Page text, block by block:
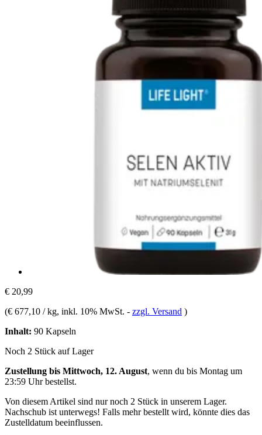
€ 20,99
(€ 677,10 / kg, inkl. 10% MwSt. - zzgl. Versand )
Inhalt: 90 Kapseln
Noch 2 Stück auf Lager
Zustellung bis Mittwoch, 12. August, wenn du bis Montag um
23:59 Uhrbestellst.
Von diesem Artikel sind nur noch 2 Stück in unserem Lager.
Nachschub ist unterwegs! Falls mehr bestellt wird, könnte dies das
Zustelldatum beeinflussen.